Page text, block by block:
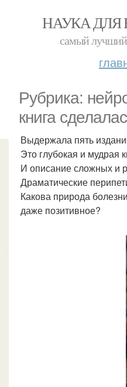
НАУКА
самый лучший
Рубрика:
книга
Выдержала пять
Это глубокая и мудрая
И описание сложных и
Драматические
Какова природа
даже позитивное?